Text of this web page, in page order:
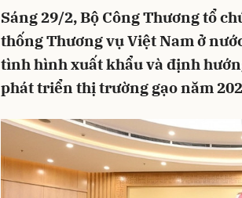
Sáng 29/2, Bộ Công Thương tổ
thống Thương vụ Việt Nam ở
tình hình xuất khẩu và định
phát triển thị trường gạo năm